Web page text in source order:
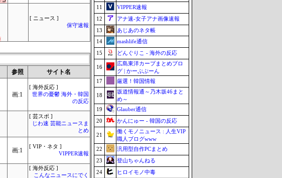
[ ニュース ]
保守速報
参照 サイト名
画:1
[ 海外反応 ]
世界の憂鬱 海外・韓国
の反応
[ 芸スポ ]
じわ速 芸能ニュースま
とめ
画:1
[ VIP・ネタ ]
VIPPER速報
[ 海外反応 ]
こんなニュースにでく
11
VIPPER速報
12
アナ速‐女子アナ画像速報
13
あじあのネタ帳
14
mashlife通信
15
どんぐりこ - 海外の反応
16
広島東洋カープまとめブロ
グ | かーぷぶーん
17
厳選！韓国情報
18
坂道情報通～乃木坂46まと
め～
19
Glauber通信
20
かんにゅー - 韓国の反応
21
働くモノニュース : 人生VIP
職人ブログwww
22
汎用型自作PCまとめ
23
登山ちゃんねる
24
ヒロイモノ中毒